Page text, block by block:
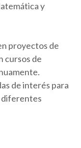
y
proyectos de
cursos de
de interés para
diferentes